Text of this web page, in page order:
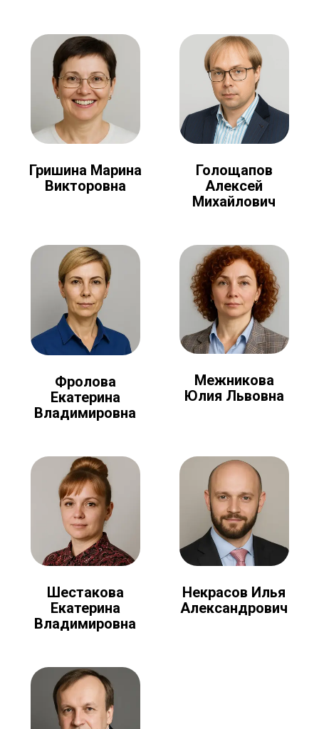
Гришина Марина
Викторовна
Голощапов
Алексей
Михайлович
Фролова
Екатерина
Владимировна
Межникова
Юлия Львовна
Шестакова
Екатерина
Владимировна
Некрасов Илья
Александрович